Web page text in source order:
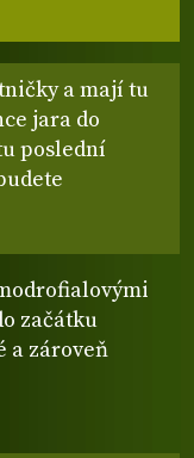
a mají tu
jara do
poslední
začátku
a zároveň